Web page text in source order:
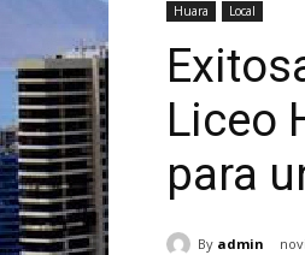
Huara Local
Liceo
para
By admin